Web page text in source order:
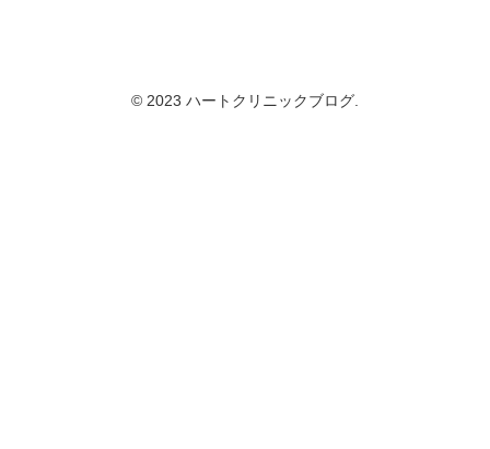
© 2023 ハートクリニックブログ.